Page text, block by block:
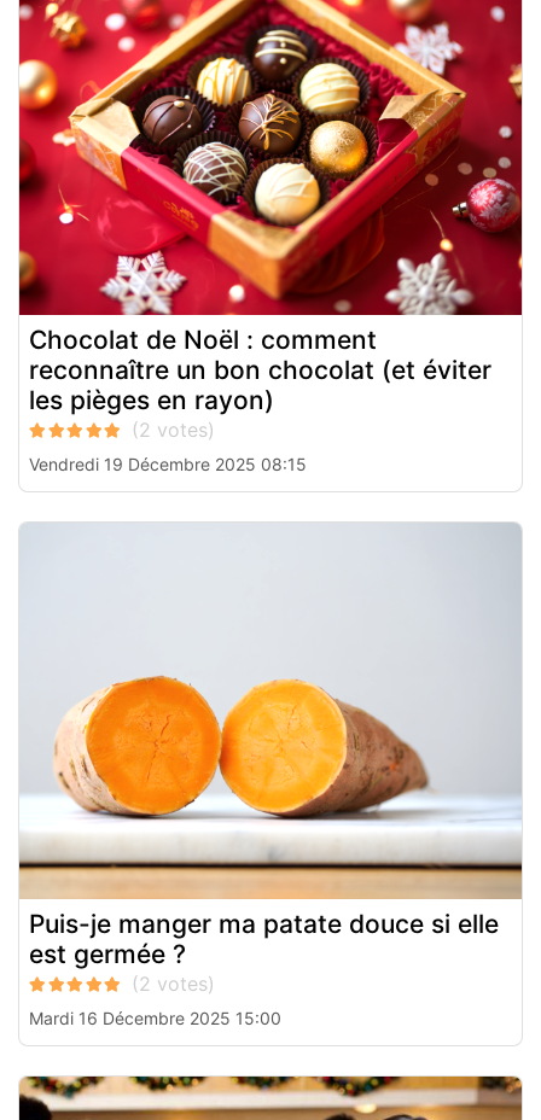
Chocolat de Noël : comment
reconnaître un bon chocolat (et éviter
les pièges en rayon)
Vendredi 19 Décembre 2025 08:15
Puis-je manger ma patate douce si elle
est germée ?
Mardi 16 Décembre 2025 15:00